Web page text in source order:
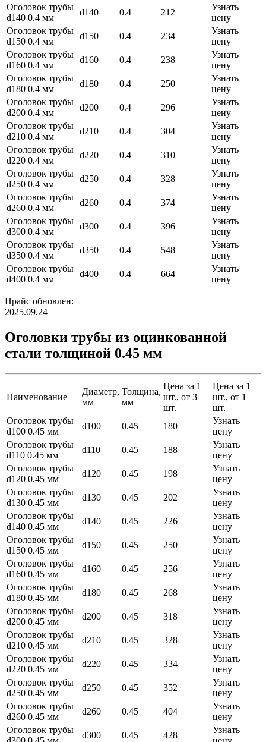
Оголовок трубы
d140 0.4 мм
d140 0.4 212
Узнать
цену
Оголовок трубы
d150 0.4 мм
d150 0.4 234
Узнать
цену
Оголовок трубы
d160 0.4 мм
d160 0.4 238
Узнать
цену
Оголовок трубы
d180 0.4 мм
d180 0.4 250
Узнать
цену
Оголовок трубы
d200 0.4 мм
d200 0.4 296
Узнать
цену
Оголовок трубы
d210 0.4 мм
d210 0.4 304
Узнать
цену
Оголовок трубы
d220 0.4 мм
d220 0.4 310
Узнать
цену
Оголовок трубы
d250 0.4 мм
d250 0.4 328
Узнать
цену
Оголовок трубы
d260 0.4 мм
d260 0.4 374
Узнать
цену
Оголовок трубы
d300 0.4 мм
d300 0.4 396
Узнать
цену
Оголовок трубы
d350 0.4 мм
d350 0.4 548
Узнать
цену
Оголовок трубы
d400 0.4 мм
d400 0.4 664
Узнать
цену
Прайс обновлен:
2025.09.24
Оголовки трубы из оцинкованной
стали толщиной 0.45 мм
Наименование
Диаметр,
мм
Толщина,
мм
Цена за 1
шт., от 3
шт.
Цена за 1
шт., от 1
шт.
Оголовок трубы
d100 0.45 мм
d100 0.45 180
Узнать
цену
Оголовок трубы
d110 0.45 мм
d110 0.45 188
Узнать
цену
Оголовок трубы
d120 0.45 мм
d120 0.45 198
Узнать
цену
Оголовок трубы
d130 0.45 мм
d130 0.45 202
Узнать
цену
Оголовок трубы
d140 0.45 мм
d140 0.45 226
Узнать
цену
Оголовок трубы
d150 0.45 мм
d150 0.45 250
Узнать
цену
Оголовок трубы
d160 0.45 мм
d160 0.45 256
Узнать
цену
Оголовок трубы
d180 0.45 мм
d180 0.45 268
Узнать
цену
Оголовок трубы
d200 0.45 мм
d200 0.45 318
Узнать
цену
Оголовок трубы
d210 0.45 мм
d210 0.45 328
Узнать
цену
Оголовок трубы
d220 0.45 мм
d220 0.45 334
Узнать
цену
Оголовок трубы
d250 0.45 мм
d250 0.45 352
Узнать
цену
Оголовок трубы
d260 0.45 мм
d260 0.45 404
Узнать
цену
Оголовок трубы
d300 0.45 428
Узнать